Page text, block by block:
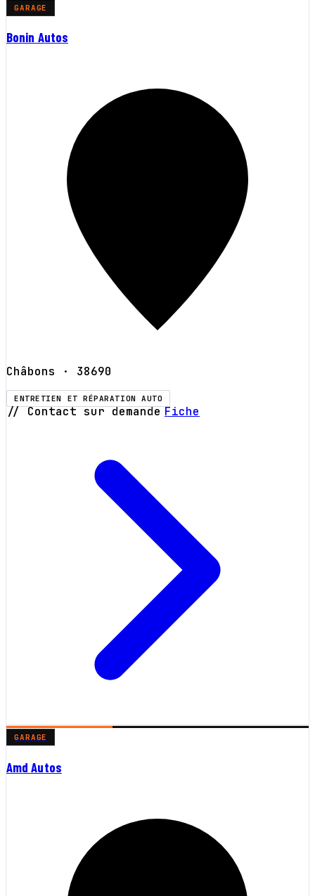
GARAGE
Bonin Autos
Châbons · 38690
ENTRETIEN ET RÉPARATION AUTO
// Contact sur demande Fiche
GARAGE
Amd Autos